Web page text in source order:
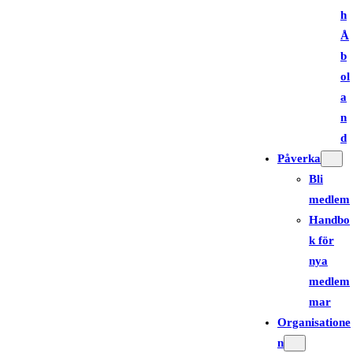
h
Å
b
ol
a
n
d
Påverka
Bli
medlem
Handbo
k för
nya
medlem
mar
Organisatione
n